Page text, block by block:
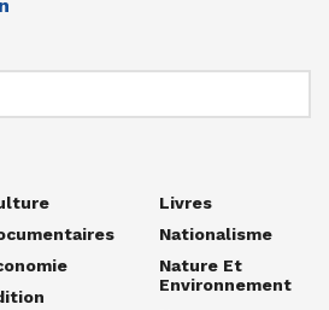
Livres
Nationalisme
Nature Et
Environnement